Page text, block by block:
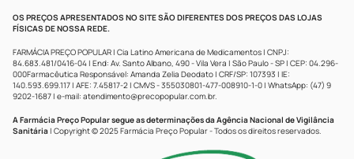
OS PREÇOS APRESENTADOS NO SITE SÃO DIFERENTES DOS PREÇOS DAS LOJAS
FÍSICAS DE NOSSA REDE.
FARMÁCIA PREÇO POPULAR | Cia Latino Americana de Medicamentos | CNPJ:
84.683.481/0416-04 | End: Av. Santo Albano, 490 - Vila Vera | São Paulo - SP | CEP: 04.296-
000Farmacêutica Responsável: Amanda Zelia Deodato | CRF/SP: 107393 | IE:
140.593.699.117 | AFE: 7.45817-2 | CMVS - 355030801-477-008910-1-0 | WhatsApp: (47) 9
9202-1687 | e-mail: atendimento@precopopular.com.br.
A Farmácia Preço Popular segue as determinações da Agência Nacional de Vigilância
Sanitária | Copyright © 2025 Farmácia Preço Popular - Todos os direitos reservados.